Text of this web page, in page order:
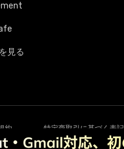
見る
約 特定商取引に基づく表記